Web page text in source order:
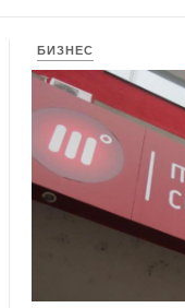
БИЗНЕС